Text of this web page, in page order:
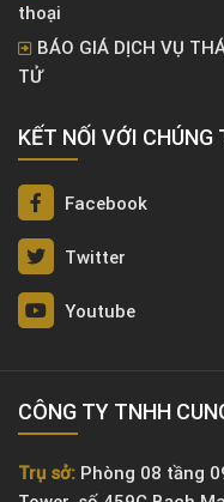
thoại
BÁO GIÁ DỊCH VỤ
TỬ
KẾT NỐI VỚI CHÚNG
Facebook
Twitter
Youtube
CÔNG TY TNHH
Trụ sở: Phòng 08 tầng